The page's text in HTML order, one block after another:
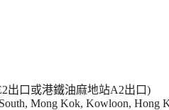
出口或港鐵油麻地站A2出口)
Mong Kok, Kowloon, Hong